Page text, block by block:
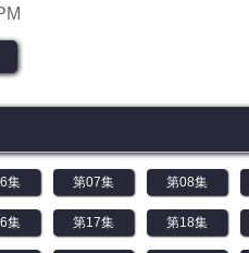
集 第07集 第08集
集 第17集 第18集